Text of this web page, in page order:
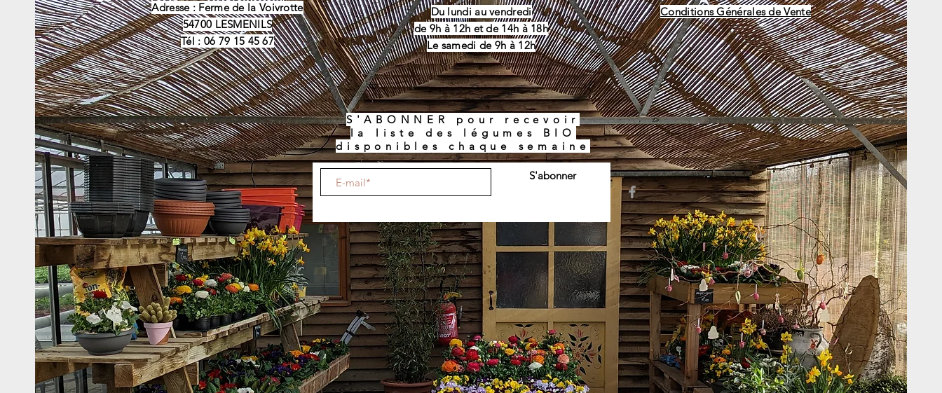
Adresse : Ferme de la Voivrotte
54700 LESMENILS
Tél : 06 79 15 45 67
Du lundi au vendredi
de 9h à 12h et de 14h à 18h
Le samedi de 9h à 12h
Conditions Générales de Vente
S'ABONNER pour recevoir
la liste des légumes BIO
disponibles chaque semaine
S'abonner